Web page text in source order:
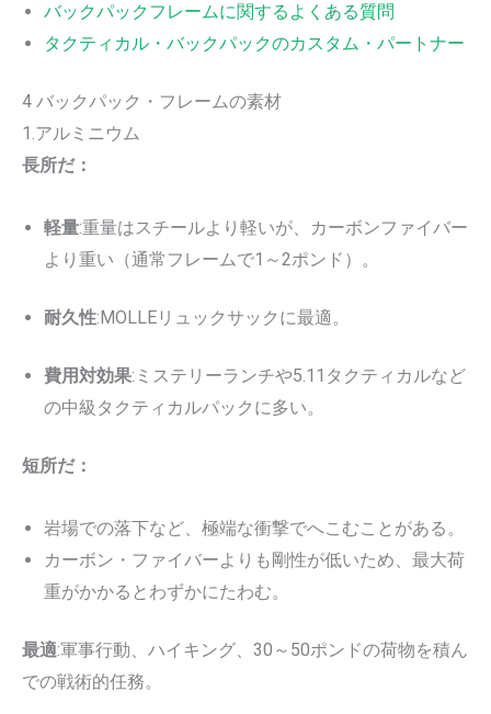
バックパックフレームに関するよくある質問
タクティカル・バックパックのカスタム・パートナー
4 バックパック・フレームの素材
1.アルミニウム
長所だ：
軽量:重量はスチールより軽いが、カーボンファイバー
より重い（通常フレームで1～2ポンド）。
耐久性:MOLLEリュックサックに最適。
費用対効果:ミステリーランチや5.11タクティカルなど
の中級タクティカルパックに多い。
短所だ：
岩場での落下など、極端な衝撃でへこむことがある。
カーボン・ファイバーよりも剛性が低いため、最大荷
重がかかるとわずかにたわむ。
最適:軍事行動、ハイキング、30～50ポンドの荷物を積ん
での戦術的任務。